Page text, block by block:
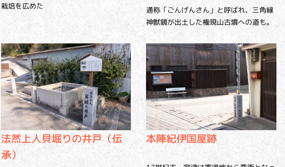
栽培を広めた
通称「ごんげんさん」と呼ばれ、三角縁
神獣鏡が出土した権現山古墳への道も。
法然上人貝堀りの井戸（伝
承）
本陣紀伊国屋跡